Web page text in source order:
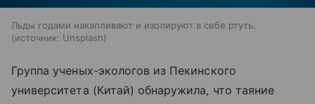
Льды годами накапливают и изолируют в себе ртуть.
источник: Unsplash
Группа ученых-экологов из Пекинского
университета (Китай) обнаружила, что таяние